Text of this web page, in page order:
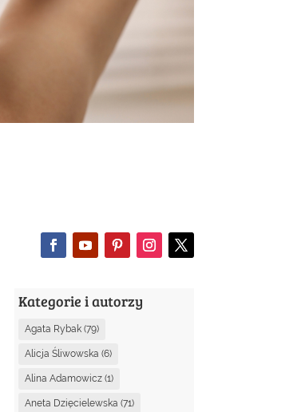
Kategorie i autorzy
Agata Rybak (79)
Alicja Śliwowska (6)
Alina Adamowicz (1)
Aneta Dzięcielewska (71)